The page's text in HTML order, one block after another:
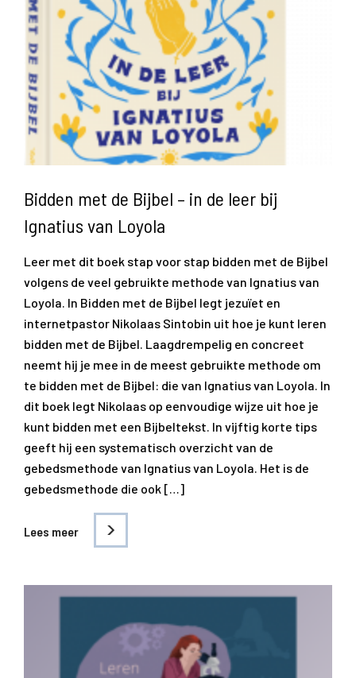
Bidden met de Bijbel – in de leer bij
Ignatius van Loyola
Leer met dit boek stap voor stap bidden met de Bijbel
volgens de veel gebruikte methode van Ignatius van
Loyola. In Bidden met de Bijbel legt jezuïet en
internetpastor Nikolaas Sintobin uit hoe je kunt leren
bidden met de Bijbel. Laagdrempelig en concreet
neemt hij je mee in de meest gebruikte methode om
te bidden met de Bijbel: die van Ignatius van Loyola. In
dit boek legt Nikolaas op eenvoudige wijze uit hoe je
kunt bidden met een Bijbeltekst. In vijftig korte tips
geeft hij een systematisch overzicht van de
gebedsmethode van Ignatius van Loyola. Het is de
gebedsmethode die ook […]
Lees meer